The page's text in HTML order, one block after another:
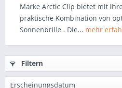
Marke Arctic Clip bietet mit
praktische Kombination von
Sonnenbrille . Die... mehr
Filtern